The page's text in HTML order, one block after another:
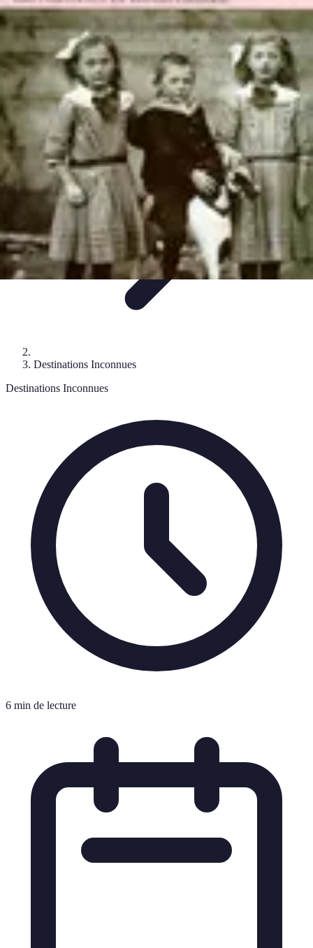
Pays à Découvrir
Aventuriers
Plages et Îles
Destinations
Inconnues
Inspiration Voyage
Pays à Découvrir
Destinations Inconnues
Destinations Inconnues
6 min de lecture